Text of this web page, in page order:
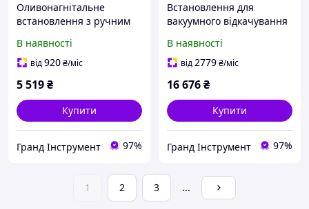
Оливонагнітальне
встановлення з ручним
В наявності
від920₴/міс
5 519₴
Купити
Гранд Інструмент 97%
Встановлення для
вакуумного відкачування
(90 л) TORIN TRG2090
В наявності
від2779₴/міс
16 676₴
Купити
Гранд Інструмент 97%
1 2 3 ...